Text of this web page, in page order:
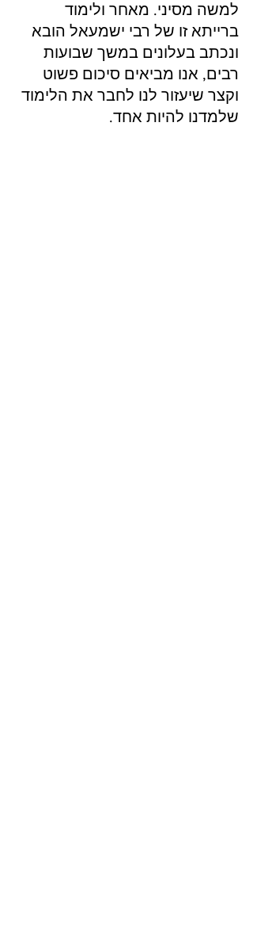
למשה מסיני. מאחר ולימוד
ברייתא זו של רבי ישמעאל הובא
ונכתב בעלונים במשך שבועות
רבים, אנו מביאים סיכום פשוט
וקצר שיעזור לנו לחבר את הלימוד
שלמדנו להיות אחד.